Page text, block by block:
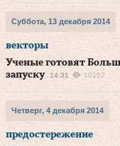
Суббота, 13 декабря 2014
векторы
Ученые готовят
запуску
14:31 10152
Четверг, 4 декабря 2014
предостережение